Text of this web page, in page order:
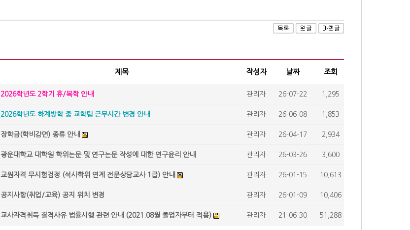
제목 작성자 날짜 조회
2026학년도 2학기 휴/복학 안내 관리자 26-07-22 1,295
2026학년도 하계방학 중 교학팀 근무시간 변경 안내 관리자 26-06-08 1,853
장학금(학비감면) 종류 안내 관리자 26-04-17 2,934
광운대학교 대학원 학위논문 및 연구논문 작성에 대한 연구윤리 안내 관리자 26-03-26 3,600
교원자격 무시험검정 (석사학위 연계 전문상담교사 1급) 안내 관리자 26-01-15 10,613
공지사항(취업/교육) 공지 위치 변경 관리자 26-01-09 10,406
교사자격취득 결격사유 법률시행 관련 안내 (2021.08월 졸업자부터 적용) 관리자 21-06-30 51,288